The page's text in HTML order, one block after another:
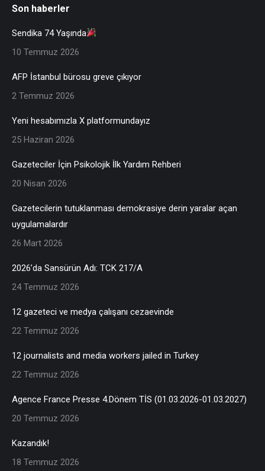
Son haberler
Sendika 74 Yaşında
10 Temmuz 2026
AFP İstanbul bürosu greve çıkıyor
2 Temmuz 2026
Yeni hesabımızla X platformundayız
25 Haziran 2026
Gazeteciler İçin Psikolojik İlk Yardım Rehberi
20 Nisan 2026
Gazetecilerin tutuklanması demokrasiye derin yaralar açan
uygulamalardır
26 Mart 2026
2026’da Sansürün Adı: TCK 217/A
24 Temmuz 2026
12 gazeteci ve medya çalışanı cezaevinde
22 Temmuz 2026
12 journalists and media workers jailed in Turkey
22 Temmuz 2026
Agence France Presse 4.Dönem TİS (01.03.2026-01.03.2027)
20 Temmuz 2026
Kazandık!
18 Temmuz 2026